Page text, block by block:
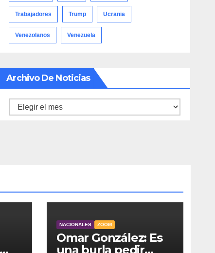
Trabajadores Trump Ucrania
Venezolanos Venezuela
Archivo De Noticias
Archivo
NACIONALES ZOOM
Omar González: Es
una burla pedir